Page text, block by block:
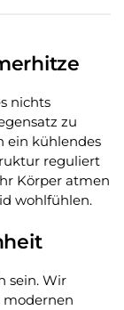
nichts
zu
ein kühlendes
reguliert
Körper atmen
wohlfühlen.
sein. Wir
modernen